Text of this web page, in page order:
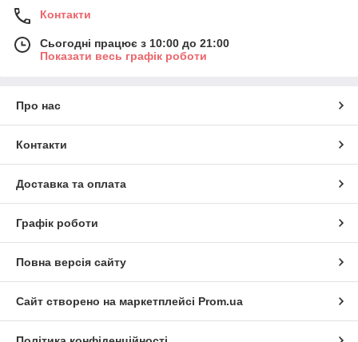
Контакти
Сьогодні працює з 10:00 до 21:00
Показати весь графік роботи
Про нас
Контакти
Доставка та оплата
Графік роботи
Повна версія сайту
Сайт створено на маркетплейсі Prom.ua